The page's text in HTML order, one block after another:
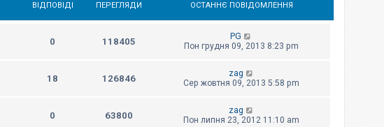
ВІДПОВІДІ ПЕРЕГЛЯДИ ОСТАННЄ ПОВІДОМЛЕННЯ
0 118405
PG
Пон грудня 09, 2013 8:23 pm
18 126846
zag
Сер жовтня 09, 2013 5:58 pm
0 63800
zag
Пон липня 23, 2012 11:10 am